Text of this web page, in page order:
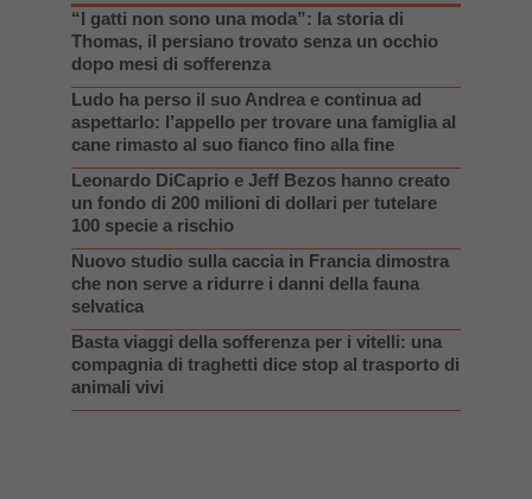
“I gatti non sono una moda”: la storia di
Thomas, il persiano trovato senza un occhio
dopo mesi di sofferenza
Ludo ha perso il suo Andrea e continua ad
aspettarlo: l’appello per trovare una famiglia al
cane rimasto al suo fianco fino alla fine
Leonardo DiCaprio e Jeff Bezos hanno creato
un fondo di 200 milioni di dollari per tutelare
100 specie a rischio
Nuovo studio sulla caccia in Francia dimostra
che non serve a ridurre i danni della fauna
selvatica
Basta viaggi della sofferenza per i vitelli: una
compagnia di traghetti dice stop al trasporto di
animali vivi